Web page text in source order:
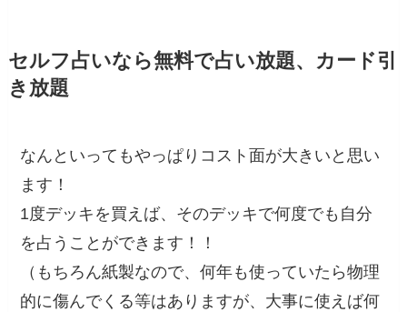
セルフ占いなら無料で占い放題、カード引
き放題
なんといってもやっぱりコスト面が大きいと思い
ます！
1度デッキを買えば、そのデッキで何度でも自分
を占うことができます！！
（もちろん紙製なので、何年も使っていたら物理
的に傷んでくる等はありますが、大事に使えば何